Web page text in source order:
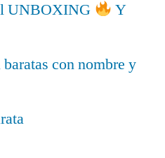
UNBOXING
Y
con nombre y